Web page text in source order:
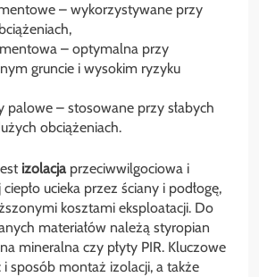
– wykorzystywane przy
– optymalna przy
gruncie i wysokim ryzyku
palowe – stosowane przy słabych
obciążeniach.
izolacjaprzeciwwilgociowa i
ucieka przez ściany i podłogę,
kosztami eksploatacji. Do
materiałów należą styropian
mineralna czy płyty PIR. Kluczowe
sposób montaż izolacji, a także